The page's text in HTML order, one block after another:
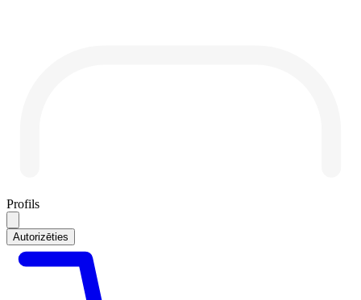
Profils
Autorizēties